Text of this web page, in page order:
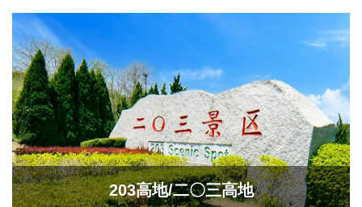
203高地/二〇三高地